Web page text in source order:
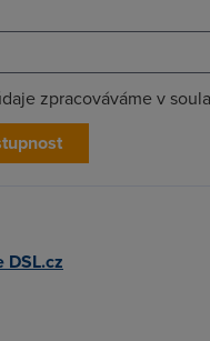
zpracováváme v
DSL.cz